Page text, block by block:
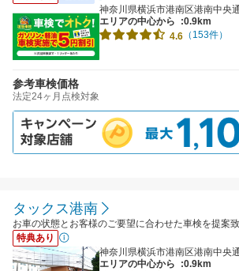
神奈川県横浜市港南区港南中央
エリアの中心から
:0.9km
4.6 （153件）
参考車検価格
法定24ヶ月点検対象
タックス港南
お車の状態とお客様のご要望に合わせた車検を提案
特典あり
神奈川県横浜市港南区港南中央
エリアの中心から
:0.9km